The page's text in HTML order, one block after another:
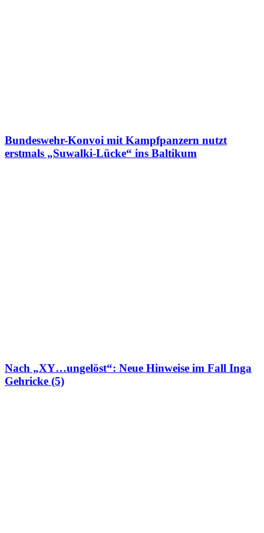
Bundeswehr-Konvoi mit Kampfpanzern nutzt
erstmals „Suwalki-Lücke“ ins Baltikum
Nach „XY…ungelöst“: Neue Hinweise im Fall Inga
Gehricke (5)